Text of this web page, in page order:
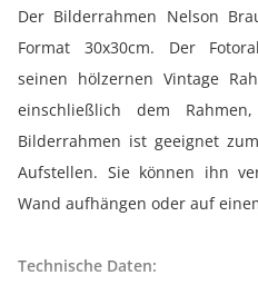
Der Bilderrahmen Nelson
Format 30x30cm. Der
seinen hölzernen Vintage
einschließlich dem
Bilderrahmen ist geeignet
Aufstellen. Sie können ihn
Wand aufhängen oder auf
Technische Daten: